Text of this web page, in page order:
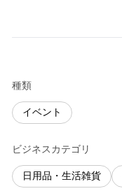
種類
イベント
ビジネスカテゴリ
日用品・生活雑貨